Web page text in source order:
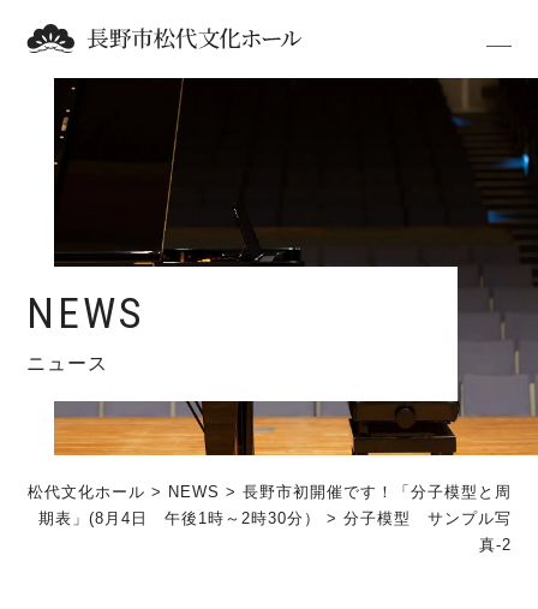
NEWS
ニュース
松代文化ホール > NEWS > 長野市初開催です！「分子模型と周
期表」(8月4日 午後1時～2時30分）
> 分子模型 サンプル写
真-2